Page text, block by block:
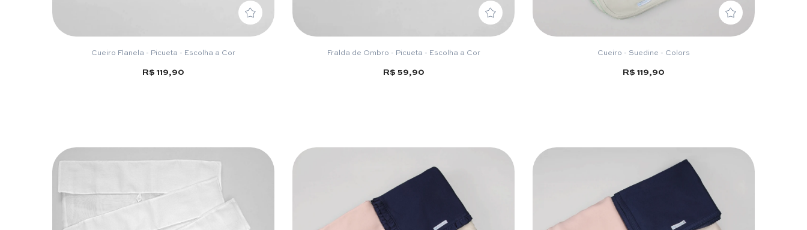
Cueiro Flanela - Picueta - Escolha a Cor
R$ 119,90
Fralda de Ombro - Picueta - Escolha a Cor
R$ 59,90
Cueiro - Suedine - Colors
R$ 119,90